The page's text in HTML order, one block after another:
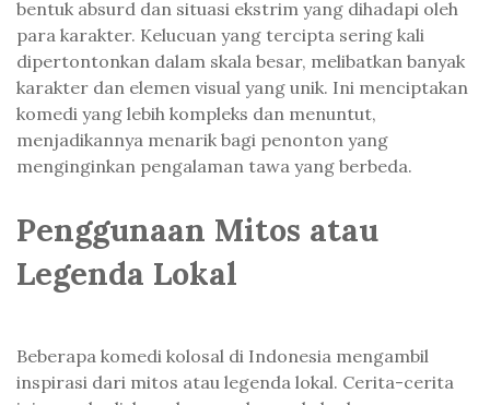
bentuk absurd dan situasi ekstrim yang dihadapi oleh
para karakter. Kelucuan yang tercipta sering kali
dipertontonkan dalam skala besar, melibatkan banyak
karakter dan elemen visual yang unik. Ini menciptakan
komedi yang lebih kompleks dan menuntut,
menjadikannya menarik bagi penonton yang
menginginkan pengalaman tawa yang berbeda.
Penggunaan Mitos atau
Legenda Lokal
Beberapa komedi kolosal di Indonesia mengambil
inspirasi dari mitos atau legenda lokal. Cerita-cerita